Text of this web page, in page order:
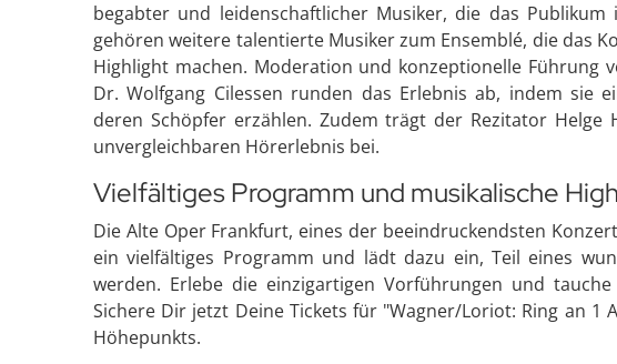
begabter und leidenschaftlicher Musiker, die das
gehören weitere talentierte Musiker zum Ensemblé, die das
Highlight machen. Moderation und konzeptionelle Führung
Dr. Wolfgang Cilessen runden das Erlebnis ab, indem sie
deren Schöpfer erzählen. Zudem trägt der Rezitator
unvergleichbaren Hörerlebnis bei.
Vielfältiges Programm und musikalische
Die Alte Oper Frankfurt, eines der beeindruckendsten
ein vielfältiges Programm und lädt dazu ein, Teil eines
werden. Erlebe die einzigartigen Vorführungen und
Sichere Dir jetzt Deine Tickets für "Wagner/Loriot: Ring an 1
Höhepunkts.